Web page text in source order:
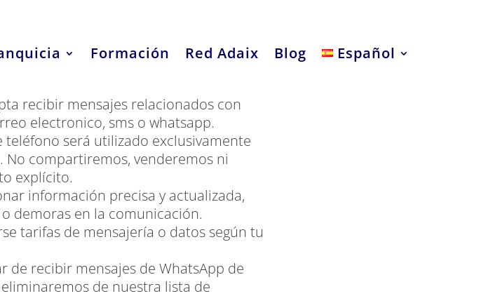
Formación Red Adaix Blog
Español
SL:
recibir mensajes relacionados con
electronico, sms o whatsapp.
será utilizado exclusivamente
compartiremos, venderemos ni
explícito.
información precisa y actualizada,
demoras en la comunicación.
tarifas de mensajería o datos según tu
de recibir mensajes de WhatsApp de
eliminaremos de nuestra lista de